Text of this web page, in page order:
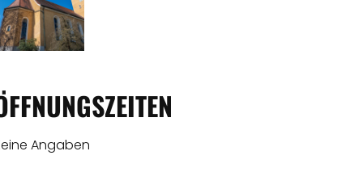
Angaben